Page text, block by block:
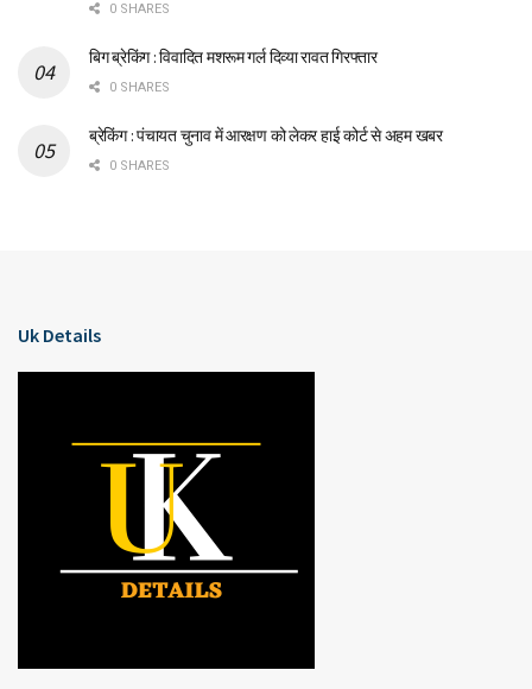
0 SHARES
बिग ब्रेकिंग : विवादित मशरूम गर्ल दिव्या रावत गिरफ्तार
0 SHARES
ब्रेकिंग : पंचायत चुनाव में आरक्षण को लेकर हाई कोर्ट से अहम खबर
0 SHARES
Uk Details